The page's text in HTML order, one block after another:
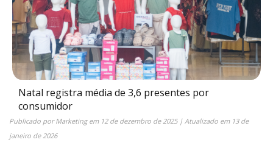
Natal registra média de 3,6 presentes por
consumidor
Publicado porMarketingem 12 de dezembro de 2025| Atualizado em 13 de
janeiro de 2026